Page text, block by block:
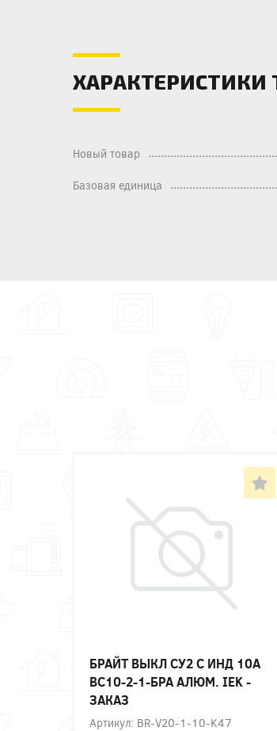
ХАРАКТЕРИСТИКИ
Новый товар
Базовая единица
БРАЙТ ВЫКЛ СУ2 С ИНД 10А
ВС10-2-1-БРА АЛЮМ. IEK -
ЗАКАЗ
Артикул: BR-V20-1-10-K47